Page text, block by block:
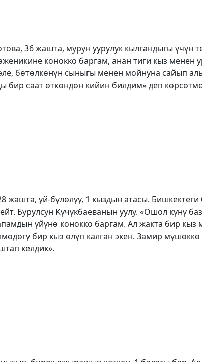
36 жашта, мурун уурулук кылгандыгы үчүн
конокко баргам, анан тиги кыз менен
бөтөлкөнүн сыныгы менен мойнуна сайып
бир саат өткөндөн кийин билдим» деп
жашта, үй-бүлөлүү, 1 кыздын атасы.
Бурулсун Күчүкбаеванын уулу. «Ошол күнү
үйүнө конокко баргам. Ал жакта бир кыз
бир кыз өлүп калган экен. Замир мүшөккө
келдик».